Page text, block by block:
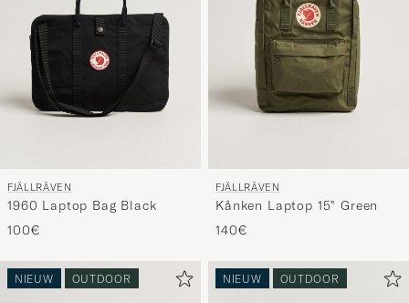
FJÄLLRÄVEN
1960 Laptop Bag Black
100€
FJÄLLRÄVEN
Kånken Laptop 15" Green
140€
NIEUW OUTDOOR NIEUW OUTDOOR